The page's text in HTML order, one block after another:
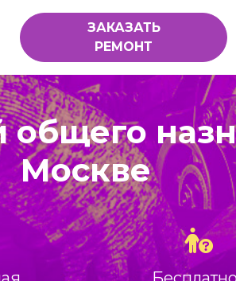
ЗАКАЗАТЬ
РЕМОНТ
общего
Москве